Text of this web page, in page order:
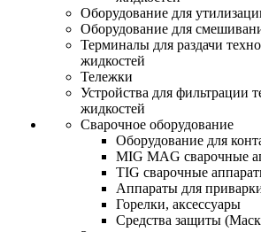
Оборудование для
Оборудование для
Терминалы для раздачи
жидкостей
Тележки
Устройства для фильтрации
жидкостей
Сварочное оборудование
Оборудование для
MIG MAG сварочные
TIG сварочные
Аппараты для
Горелки, аксессуары
Средства защиты